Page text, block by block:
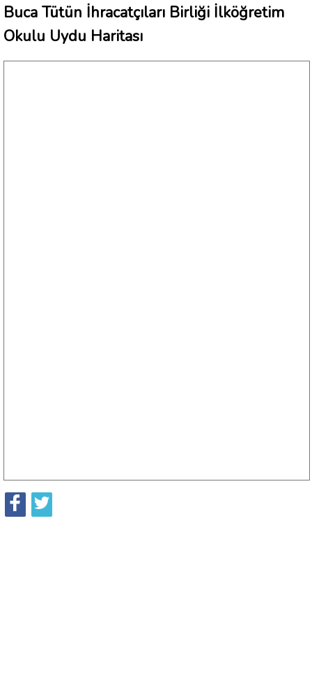
Buca Tütün İhracatçıları Birliği İlköğretim
Okulu Uydu Haritası